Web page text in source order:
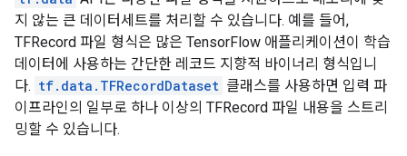
지 않는 큰 데이터세트를 처리할 수 있습니다. 예를 들어,
TFRecord 파일 형식은 많은 TensorFlow 애플리케이션이 학습
데이터에 사용하는 간단한 레코드 지향적 바이너리 형식입니
다. tf.data.TFRecordDataset 클래스를 사용하면 입력 파
이프라인의 일부로 하나 이상의 TFRecord 파일 내용을 스트리
밍할 수 있습니다.